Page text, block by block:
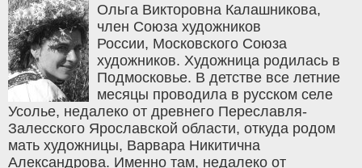
Ольга Викторовна Калашникова,
член Союза художников
России, Московского Союза
художников. Художница родилась в
Подмосковье. В детстве все летние
месяцы проводила в русском селе
Усолье, недалеко от древнего Переславля-
Залесского Ярославской области, откуда родом
мать художницы, Варвара Никитична
Александрова. Именно там, недалеко от